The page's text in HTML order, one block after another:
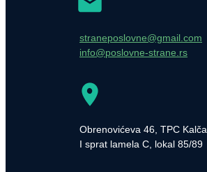
straneposlovne@gmail.com
info@poslovne-strane.rs
Obrenovićeva 46, TPC Kalča,
I sprat lamela C, lokal 85/89